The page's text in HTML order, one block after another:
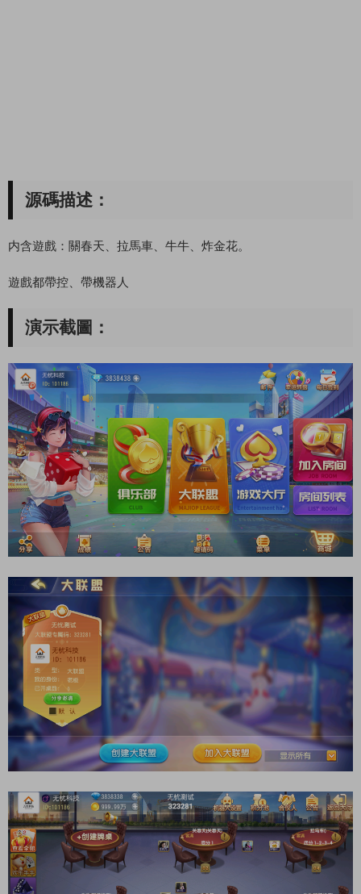
源碼描述：
内含遊戲：關春天、拉馬車、牛牛、炸金花。
遊戲都帶控、帶機器人
演示截圖：